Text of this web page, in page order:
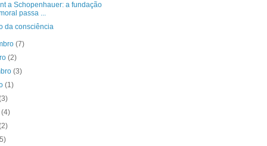
a Schopenhauer: a fundação
passa ...
da consciência
(7)
(2)
(3)
(1)
(4)